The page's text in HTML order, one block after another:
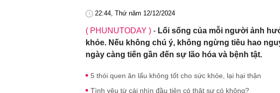
22:44, Thứ năm 12/12/2024
( PHUNUTODAY ) - Lối sống của mỗi người ảnh
khỏe. Nếu không chú ý, không ngừng tiêu hao
ngày càng tiến gần đến sự lão hóa và bệnh tật.
5 thói quen ăn lẩu không tốt cho sức khỏe, lại hại thận
Tình yêu từ cái nhìn đầu tiên có thật sự có không?